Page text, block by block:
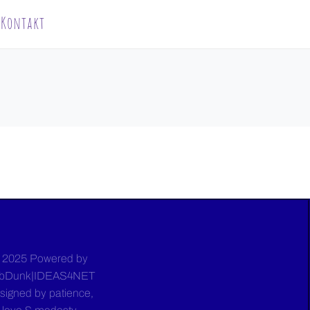
Kontakt
Powered by
by patience,